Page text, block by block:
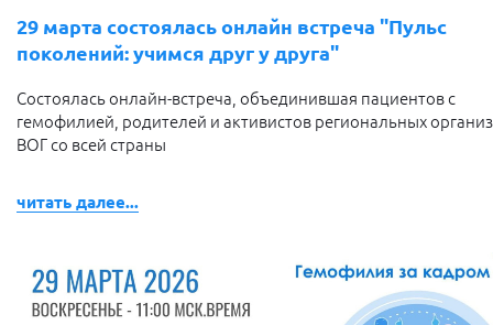
29 марта состоялась онлайн встреча "Пульс
поколений: учимся друг у друга"
Состоялась онлайн-встреча, объединившая пациентов с
гемофилией, родителей и активистов региональных
ВОГ со всей страны
читать далее...